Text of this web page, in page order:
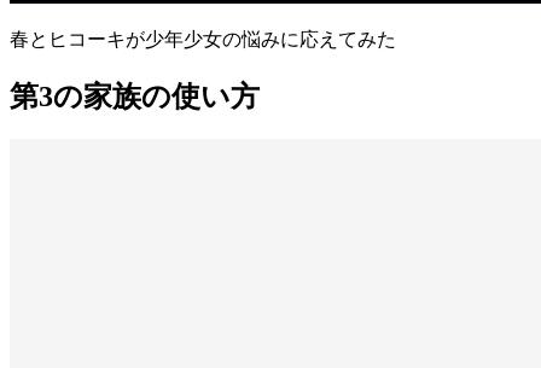
春とヒコーキが少年少女の悩みに応えてみた
第3の家族の使い方